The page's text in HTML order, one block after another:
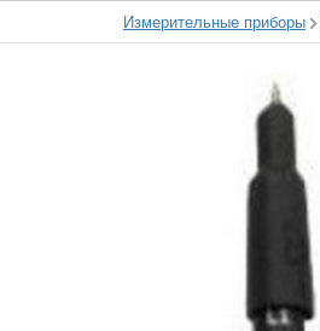
Измерительные приборы